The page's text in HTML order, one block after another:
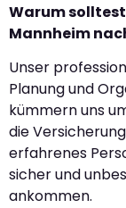
Warum
Mannheim
Unser
Planung und
kümmern uns
die
erfahrenes
sicher und
ankommen.